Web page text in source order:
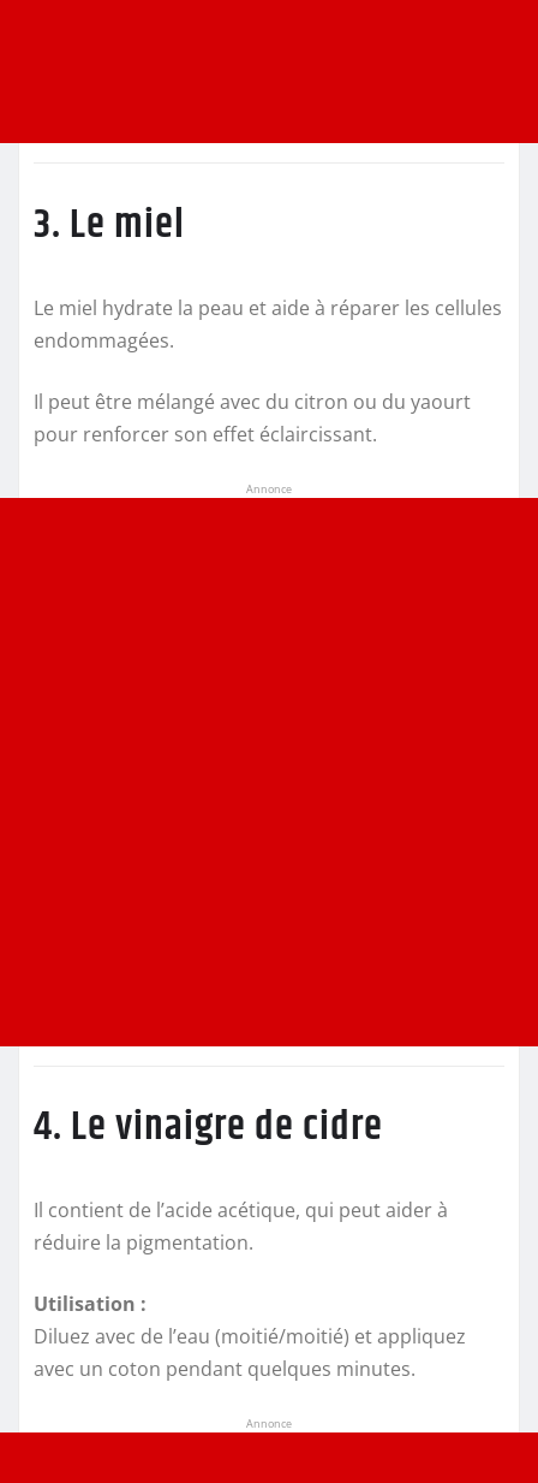
3. Le miel
Le miel hydrate la peau et aide à réparer les cellules
endommagées.
Il peut être mélangé avec du citron ou du yaourt
pour renforcer son effet éclaircissant.
Annonce
4. Le vinaigre de cidre
Il contient de l’acide acétique, qui peut aider à
réduire la pigmentation.
Utilisation :
Diluez avec de l’eau (moitié/moitié) et appliquez
avec un coton pendant quelques minutes.
Annonce